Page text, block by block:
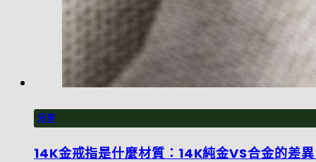
分享
14K金戒指是什麼材質：14K純金VS合金的差